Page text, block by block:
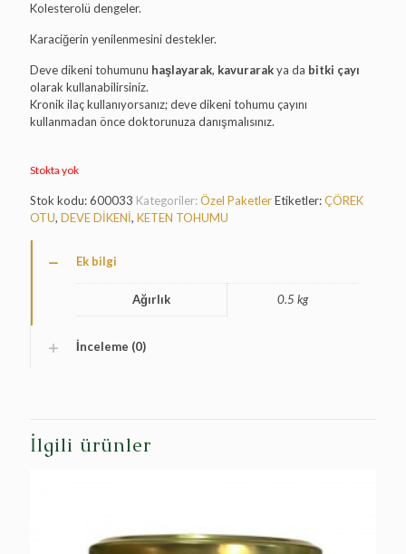
Kolesterolü dengeler.
Karaciğerin yenilenmesini destekler.
Deve dikeni tohumunu haşlayarak, kavurarakya da bitki çayı
olarak kullanabilirsiniz.
Kronik ilaç kullanıyorsanız; deve dikeni tohumu çayını
kullanmadan önce doktorunuza danışmalısınız.
Stokta yok
Stok kodu:600033 Kategoriler:Özel PaketlerEtiketler:ÇÖREK
OTU, DEVE DİKENİ, KETEN TOHUMU
Ek bilgi
Ağırlık 0.5 kg
İnceleme (0)
İlgili ürünler